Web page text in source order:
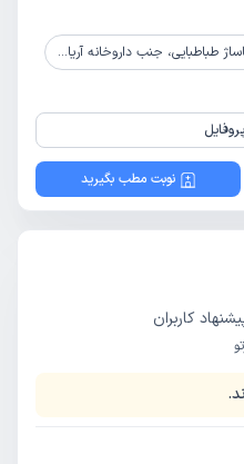
آریا، کوچه اصغر گلافزاده، ساختمان شفا، طبقه 3، واحد 5
نوبت مطب بگیرید
کاربران